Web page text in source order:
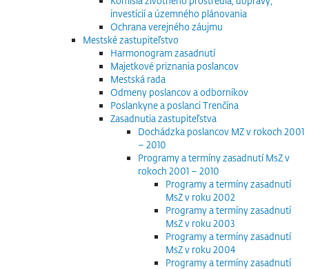
investícií a územného plánovania
Ochrana verejného záujmu
Mestské zastupiteľstvo
Harmonogram zasadnutí
Majetkové priznania poslancov
Mestská rada
Odmeny poslancov a odborníkov
Poslankyne a poslanci Trenčína
Zasadnutia zastupiteľstva
Dochádzka poslancov MZ v rokoch 2001
– 2010
Programy a termíny zasadnutí MsZ v
rokoch 2001 – 2010
Programy a termíny zasadnutí
MsZ v roku 2002
Programy a termíny zasadnutí
MsZ v roku 2003
Programy a termíny zasadnutí
MsZ v roku 2004
Programy a termíny zasadnutí